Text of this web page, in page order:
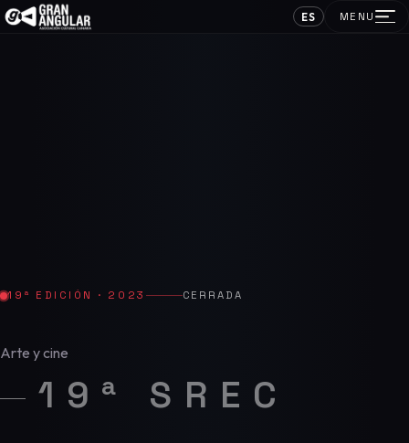
ES MENU
19ª EDICIÓN · 2023 CERRADA
Arte y cine
19ª SREC